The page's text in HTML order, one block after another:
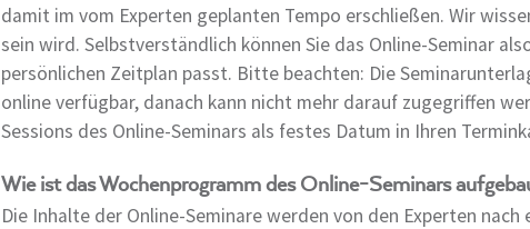
damit im vom Experten geplanten Tempo erschließen. Wir
sein wird. Selbstverständlich können Sie das Online-Seminar
persönlichen Zeitplan passt. Bitte beachten: Die
online verfügbar, danach kann nicht mehr darauf zugegriffen
Sessions des Online-Seminars als festes Datum in Ihren
Wie ist das Wochenprogramm des Online-Seminars
Die Inhalte der Online-Seminare werden von den Experten